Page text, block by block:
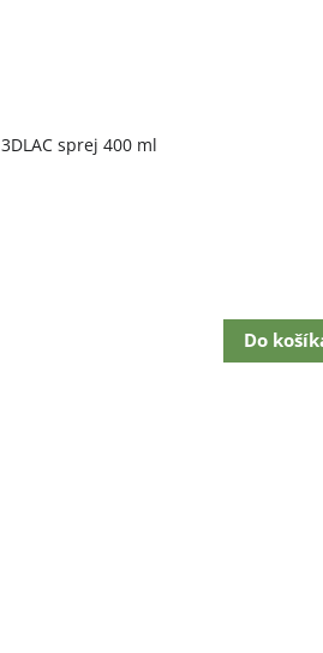
3DLAC sprej 400 ml
Do